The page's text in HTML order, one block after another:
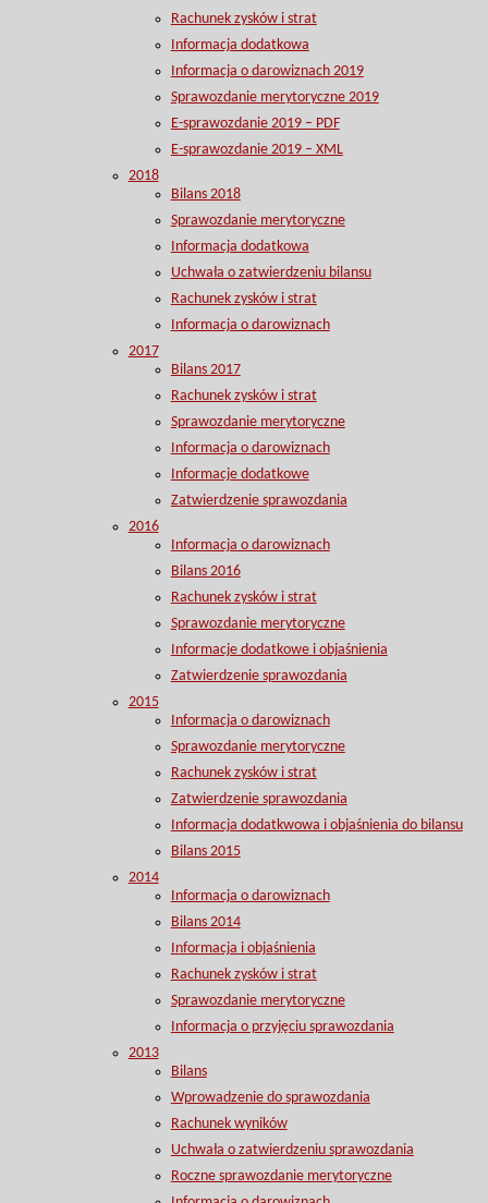
Rachunek zysków i strat
Informacja dodatkowa
Informacja o darowiznach 2019
Sprawozdanie merytoryczne 2019
E-sprawozdanie 2019 – PDF
E-sprawozdanie 2019 – XML
2018
Bilans 2018
Sprawozdanie merytoryczne
Informacja dodatkowa
Uchwała o zatwierdzeniu bilansu
Rachunek zysków i strat
Informacja o darowiznach
2017
Bilans 2017
Rachunek zysków i strat
Sprawozdanie merytoryczne
Informacja o darowiznach
Informacje dodatkowe
Zatwierdzenie sprawozdania
2016
Informacja o darowiznach
Bilans 2016
Rachunek zysków i strat
Sprawozdanie merytoryczne
Informacje dodatkowe i objaśnienia
Zatwierdzenie sprawozdania
2015
Informacja o darowiznach
Sprawozdanie merytoryczne
Rachunek zysków i strat
Zatwierdzenie sprawozdania
Informacja dodatkwowa i objaśnienia do bilansu
Bilans 2015
2014
Informacja o darowiznach
Bilans 2014
Informacja i objaśnienia
Rachunek zysków i strat
Sprawozdanie merytoryczne
Informacja o przyjęciu sprawozdania
2013
Bilans
Wprowadzenie do sprawozdania
Rachunek wyników
Uchwała o zatwierdzeniu sprawozdania
Roczne sprawozdanie merytoryczne